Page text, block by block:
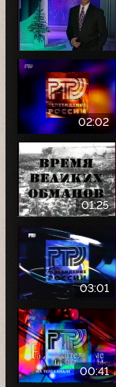
02:02
01:25
03:01
00:41